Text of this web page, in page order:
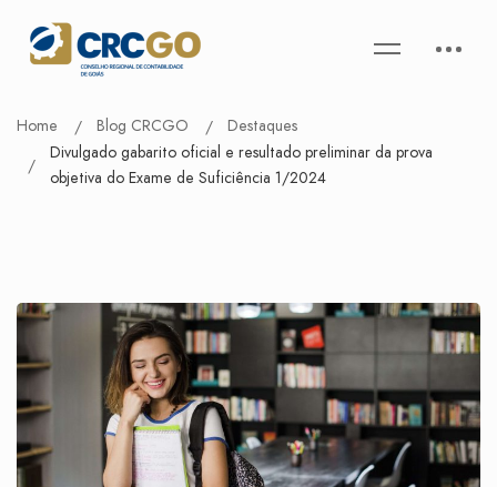
Home Blog CRCGO
Destaques
Divulgado gabarito oficial e resultado preliminar da prova
objetiva do Exame de Suficiência 1/2024